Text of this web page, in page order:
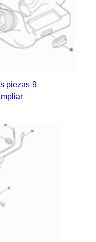
piezas 9